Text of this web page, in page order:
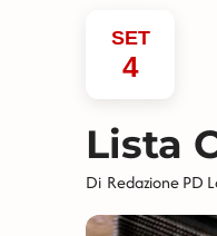
SET
4
Lista
Di Redazione PD